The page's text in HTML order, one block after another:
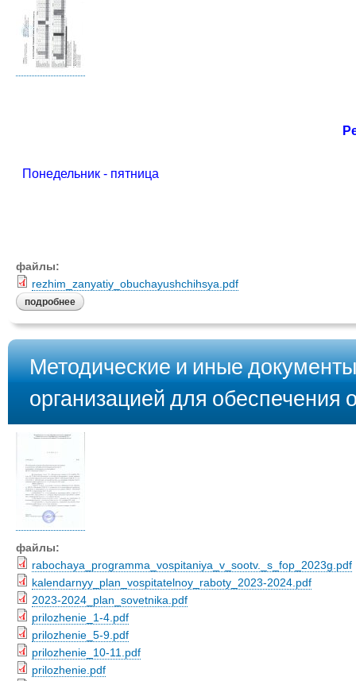
Понедельник - пятница
файлы:
rezhim_zanyatiy_obuchayushchihsya.pdf
подробнее
Методические и иные
организацией для обеспечения
файлы:
rabochaya_programma_vospitaniya_v_sootv._s_fop_2023g.pdf
kalendarnyy_plan_vospitatelnoy_raboty_2023-2024.pdf
2023-2024_plan_sovetnika.pdf
prilozhenie_1-4.pdf
prilozhenie_5-9.pdf
prilozhenie_10-11.pdf
prilozhenie.pdf